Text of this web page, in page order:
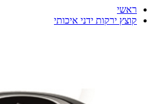
ראשי
קוצץ ירקות ידני איכותי